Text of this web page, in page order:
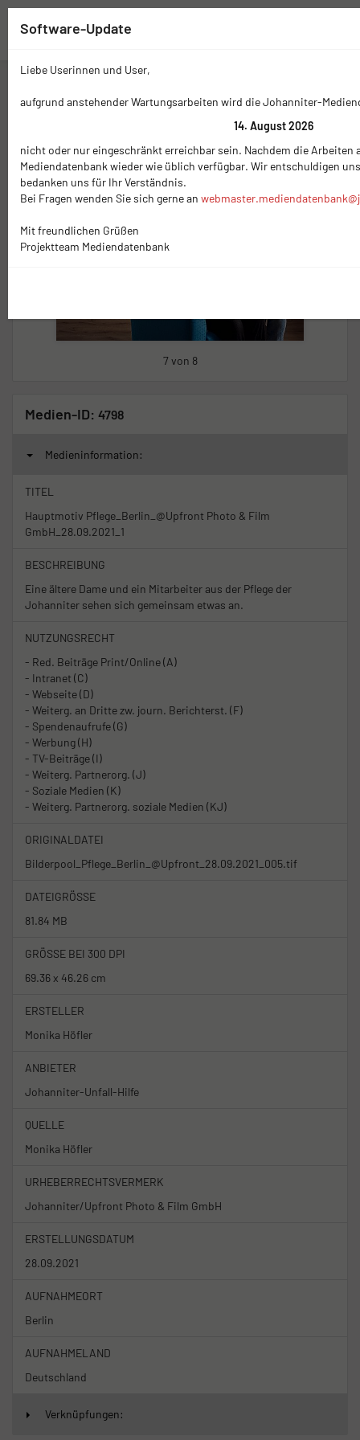
7 von 8
Medien-ID: 4798
Medieninformation:
TITEL
Hauptmotiv Pflege_Berlin_@Upfront Photo & Film
GmbH_28.09.2021_1
BESCHREIBUNG
Eine ältere Dame und ein Mitarbeiter aus der Pflege der
Johanniter sehen sich gemeinsam etwas an.
NUTZUNGSRECHT
- Red. Beiträge Print/Online (A)
- Intranet (C)
- Webseite (D)
- Weiterg. an Dritte zw. journ. Berichterst. (F)
- Spendenaufrufe (G)
- Werbung (H)
- TV-Beiträge (I)
- Weiterg. Partnerorg. (J)
- Soziale Medien (K)
- Weiterg. Partnerorg. soziale Medien (KJ)
ORIGINALDATEI
Bilderpool_Pflege_Berlin_@Upfront_28.09.2021_005.tif
DATEIGRÖSSE
81.84 MB
GRÖSSE BEI 300 DPI
69.36 x 46.26 cm
ERSTELLER
Monika Höfler
ANBIETER
Johanniter-Unfall-Hilfe
QUELLE
Monika Höfler
URHEBERRECHTSVERMERK
Johanniter/Upfront Photo & Film GmbH
ERSTELLUNGSDATUM
28.09.2021
AUFNAHMEORT
Berlin
AUFNAHMELAND
Deutschland
Verknüpfungen:
Software-Update
Liebe Userinnen und User,
aufgrund anstehender Wartungsarbeiten wird die Johanniter-
14. August 2026
nicht oder nur eingeschränkt erreichbar sein. Nachdem die Arbeiten
Mediendatenbank wieder wie üblich verfügbar. Wir entschuldigen
bedanken uns für Ihr Verständnis.
Bei Fragen wenden Sie sich gerne an
Mit freundlichen Grüßen
Projektteam Mediendatenbank